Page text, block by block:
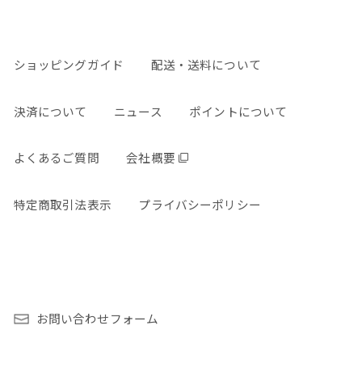
ショッピングガイド 配送・送料について
決済について ニュース ポイントについて
よくあるご質問 会社概要
特定商取引法表示 プライバシーポリシー
お問い合わせフォーム